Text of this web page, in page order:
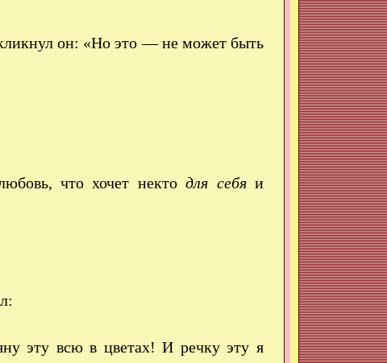
он: «Но это — не может быть
что хочет нектодля себяи
эту всю в цветах! И речку эту я